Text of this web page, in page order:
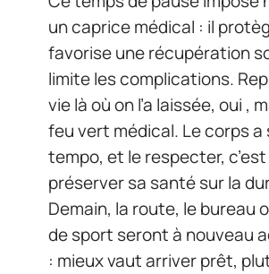
un caprice médical : il
favorise une récupération
limite les complications.
vie là où on l’a laissée, oui ,
feu vert médical. Le corps a
tempo, et le respecter,
préserver sa santé sur la
Demain, la route, le bureau
de sport seront à nouveau
: mieux vaut arriver prêt,